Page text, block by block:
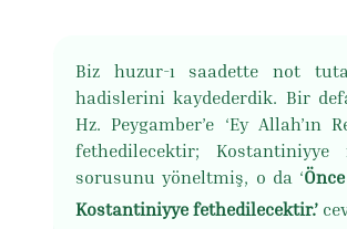
Biz huzur-ı saadette not
hadislerini kaydederdik. Bir
Hz. Peygamber’e ‘Ey
fethedilecektir;
sorusunu yöneltmiş, o da ‘
Kostantiniyye fethedilecektir.’